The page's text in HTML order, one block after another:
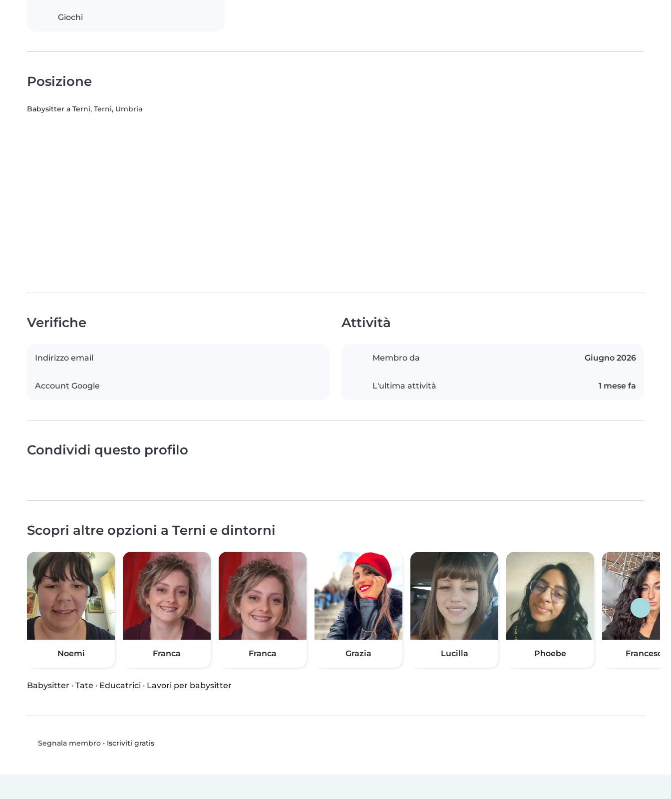
Giochi
Posizione
Babysitter a Terni, Terni, Umbria
Verifiche
Indirizzo email
Account Google
Attività
Membro da Giugno 2026
L'ultima attività 1 mese fa
Condividi questo profilo
Scopri altre opzioni a Terni e dintorni
Noemi Franca Franca Grazia Lucilla Phoebe Francesca
Babysitter · Tate · Educatrici · Lavori per babysitter
Segnala membro• Iscriviti gratis